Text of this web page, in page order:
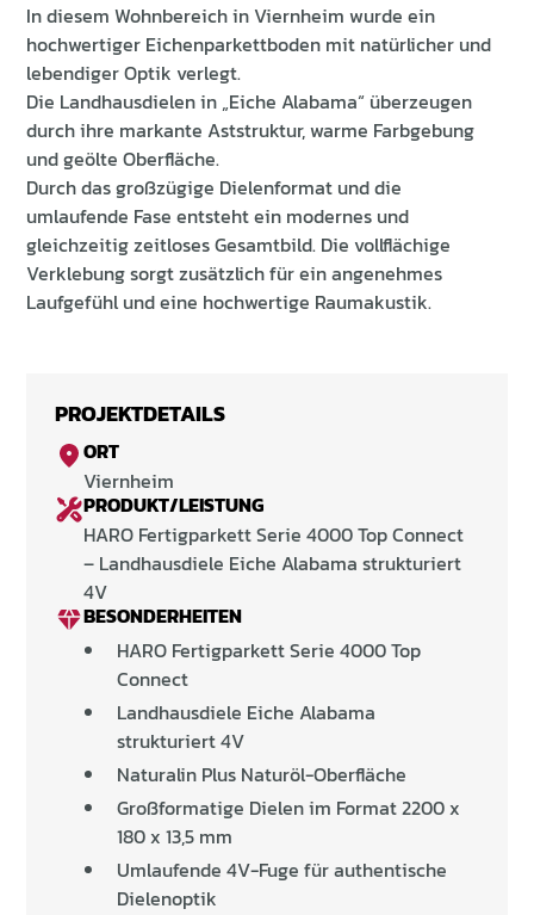
In diesem Wohnbereich in Viernheim wurde ein
hochwertiger Eichenparkettboden mit natürlicher und
lebendiger Optik verlegt.
Die Landhausdielen in „Eiche Alabama“ überzeugen
durch ihre markante Aststruktur, warme Farbgebung
und geölte Oberfläche.
Durch das großzügige Dielenformat und die
umlaufende Fase entsteht ein modernes und
gleichzeitig zeitloses Gesamtbild. Die vollflächige
Verklebung sorgt zusätzlich für ein angenehmes
Laufgefühl und eine hochwertige Raumakustik.
PROJEKTDETAILS
ORT
Viernheim
PRODUKT/LEISTUNG
HARO Fertigparkett Serie 4000 Top Connect
– Landhausdiele Eiche Alabama strukturiert
4V
BESONDERHEITEN
HARO Fertigparkett Serie 4000 Top
Connect
Landhausdiele Eiche Alabama
strukturiert 4V
Naturalin Plus Naturöl-Oberfläche
Großformatige Dielen im Format 2200 x
180 x 13,5 mm
Umlaufende 4V-Fuge für authentische
Dielenoptik